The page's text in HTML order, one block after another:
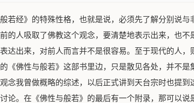
若经》的特殊性格，也就是说，必须先了解分别说
的人吸取了佛教这个观念，要清楚地表示出来，也不
达出来，对前人而言并不是很容易。至于现代的人，
《佛性与般若》这部书里边，只是散见各处，并不是
念我曾做概略的综述，以后正式讲到天台宗时也提到
论。在《佛性与般若》的最后有一个附录，那可以说